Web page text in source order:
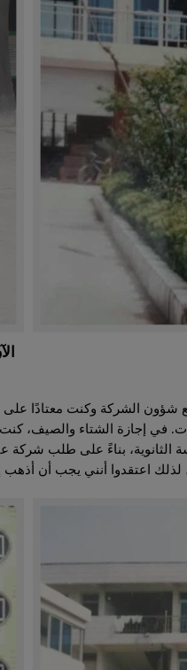
مع شؤون الشركة وكنت
في إجازة الشتاء
بناءً على طلب شركة
لذلك اعتقدوا أنني يجب أن